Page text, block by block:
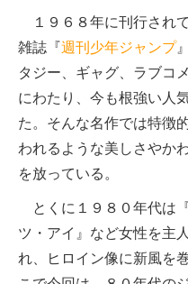
１９６８年に刊行され
雑誌『週刊少年ジャンプ
タジー、ギャグ、ラブコ
にわたり、今も根強い人
た。そんな名作では特徴
われるような美しさやか
を放っている。
とくに１９８０年代は
ツ・アイ』など女性を主
れ、ヒロイン像に新風を